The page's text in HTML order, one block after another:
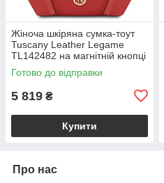
Жіноча шкіряна сумка-тоут
Tuscany Leather Legame
TL142482 на магнітній кнопці
з плечовим ременем,
коралова BS2482_1_105
Готово до відправки
5 819 ₴
Купити
Про нас